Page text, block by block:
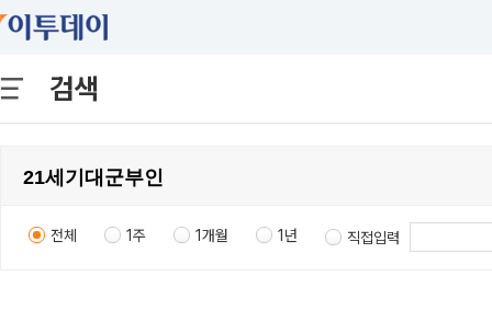
검색
전체 1주 1개월 1년 직접입력